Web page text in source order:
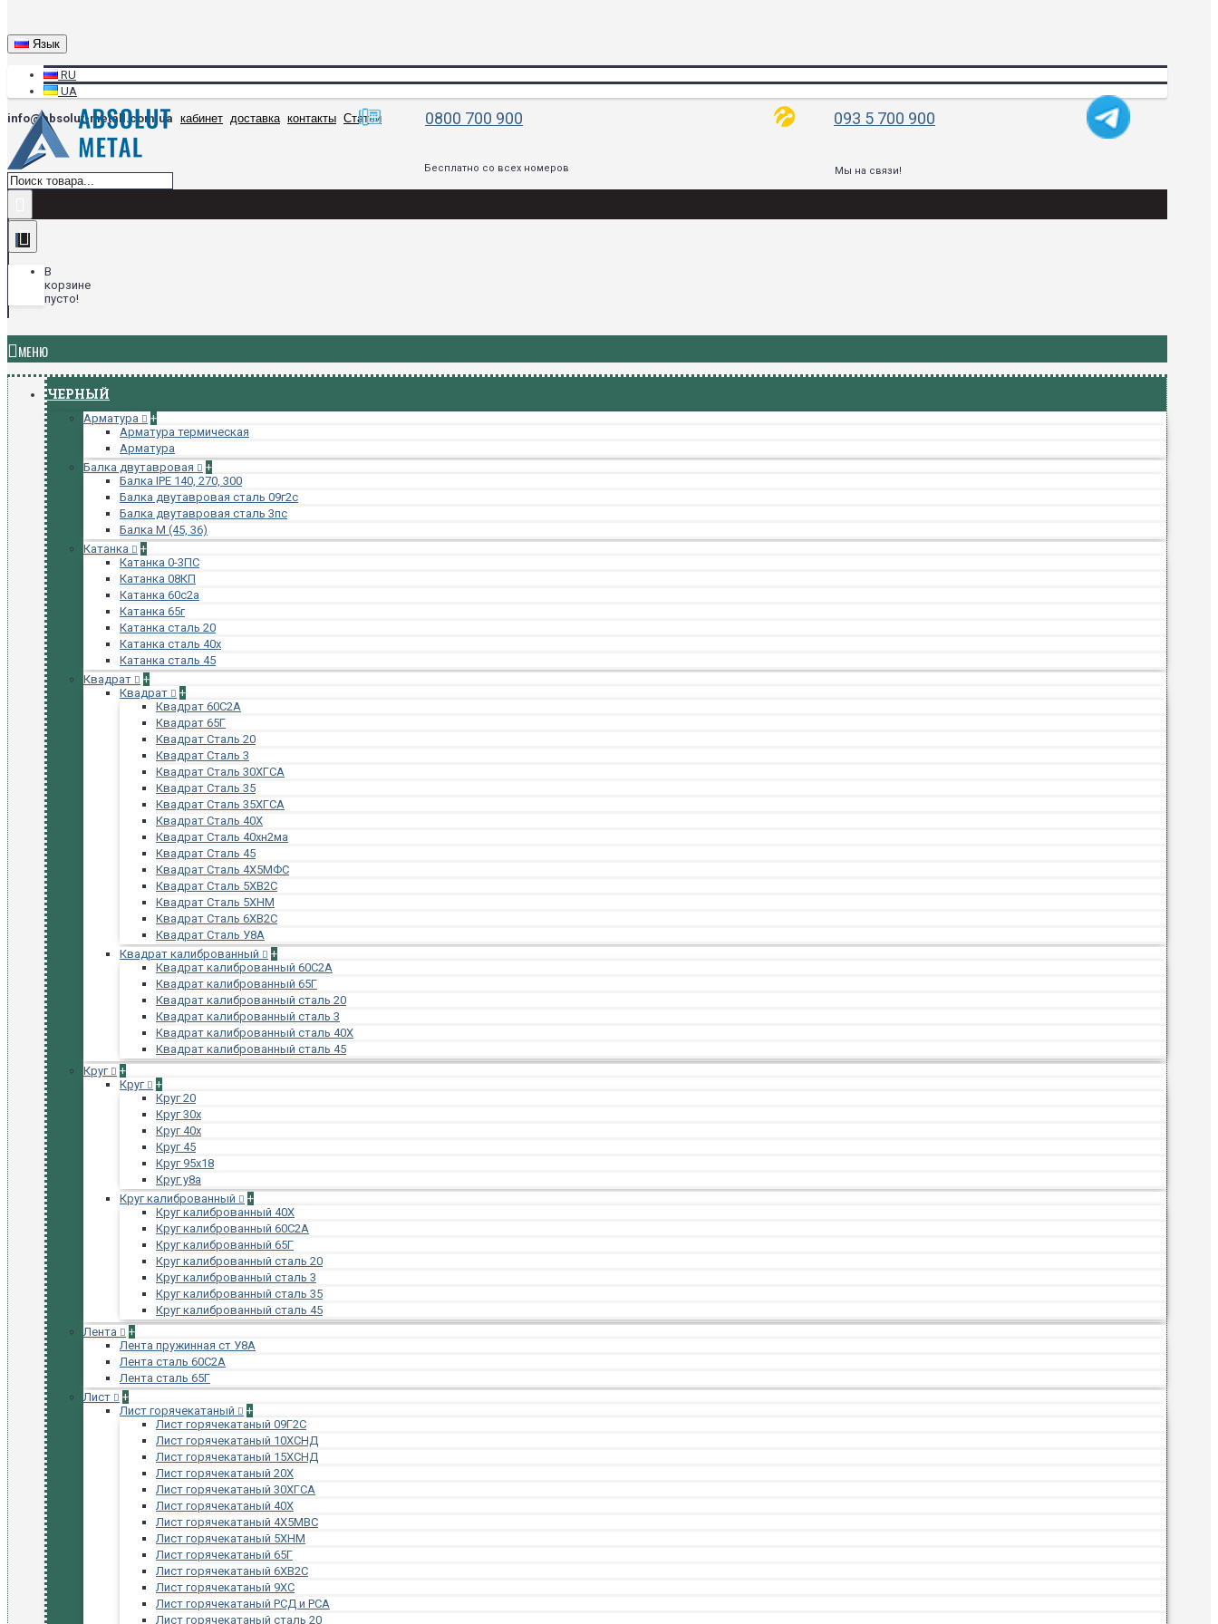
Язык
RU
UA
info@absolut-metall.com.ua кабинет доставка контакты Статьи 0800 700 900 093 5 700 900
Бесплатно со всех номеров Мы на связи!
В
корзине
пусто!
МЕНЮ
ЧЕРНЫЙ
Арматура
+
Арматура термическая
Арматура
Балка двутавровая
+
Балка IPE 140, 270, 300
Балка двутавровая сталь 09г2с
Балка двутавровая сталь 3пс
Балка М (45, 36)
Катанка
+
Катанка 0-3ПС
Катанка 08КП
Катанка 60с2а
Катанка 65г
Катанка сталь 20
Катанка сталь 40х
Катанка сталь 45
Квадрат
+
Квадрат
+
Квадрат 60С2А
Квадрат 65Г
Квадрат Сталь 20
Квадрат Сталь 3
Квадрат Сталь 30ХГСА
Квадрат Сталь 35
Квадрат Сталь 35ХГСА
Квадрат Сталь 40Х
Квадрат Сталь 40хн2ма
Квадрат Сталь 45
Квадрат Сталь 4Х5МФС
Квадрат Сталь 5ХВ2С
Квадрат Сталь 5ХНМ
Квадрат Сталь 6ХВ2С
Квадрат Сталь У8А
Квадрат калиброванный
+
Квадрат калиброванный 60С2А
Квадрат калиброванный 65Г
Квадрат калиброванный сталь 20
Квадрат калиброванный сталь 3
Квадрат калиброванный сталь 40Х
Квадрат калиброванный сталь 45
Круг
+
Круг
+
Круг 20
Круг 30х
Круг 40х
Круг 45
Круг 95х18
Круг у8а
Круг калиброванный
+
Круг калиброванный 40Х
Круг калиброванный 60С2А
Круг калиброванный 65Г
Круг калиброванный сталь 20
Круг калиброванный сталь 3
Круг калиброванный сталь 35
Круг калиброванный сталь 45
Лента
+
Лента пружинная ст У8А
Лента сталь 60С2А
Лента сталь 65Г
Лист
+
Лист горячекатаный
+
Лист горячекатаный 09Г2С
Лист горячекатаный 10ХСНД
Лист горячекатаный 15ХСНД
Лист горячекатаный 20Х
Лист горячекатаный 30ХГСА
Лист горячекатаный 40Х
Лист горячекатаный 4Х5МВС
Лист горячекатаный 5ХНМ
Лист горячекатаный 65Г
Лист горячекатаный 6ХВ2С
Лист горячекатаный 9ХС
Лист горячекатаный РСД и РСА
Лист горячекатаный сталь 20